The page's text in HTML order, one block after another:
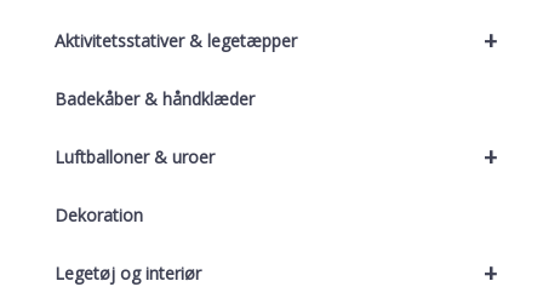
+
Aktivitetsstativer & legetæpper
Badekåber & håndklæder
+
Luftballoner & uroer
Dekoration
+
Legetøj og interiør